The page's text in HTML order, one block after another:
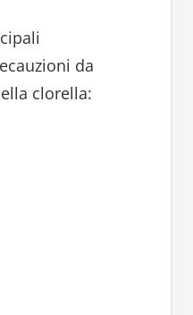
da
clorella: